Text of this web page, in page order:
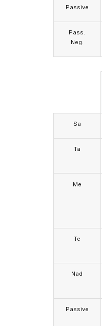
Passive
Pass.
Neg.
Sa
Ta
Me
Te
Nad
Passive